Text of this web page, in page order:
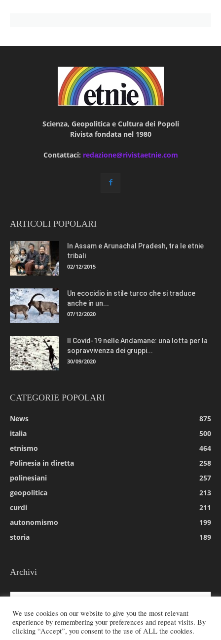
Scienza, Geopolitica e Cultura dei Popoli
Rivista fondata nel 1980
Contattaci: redazione@rivistaetnie.com
ARTICOLI POPOLARI
In Assam e Arunachal Pradesh, tra le etnie
tribali
02/12/2015
Un ecocidio in stile turco che si traduce
anche in un...
07/12/2020
Il Covid-19 nelle Andamane: una lotta per la
sopravvivenza dei gruppi...
30/09/2020
CATEGORIE POPOLARI
News
875
italia
500
etnismo
464
Polinesia in diretta
258
polinesiani
257
geopolitica
213
curdi
211
autonomismo
199
storia
189
Archivi
Archivi
We use cookies on our website to give you the most relevant
experience by remembering your preferences and repeat visits. By
clicking “Accept”, you consent to the use of ALL the cookies.